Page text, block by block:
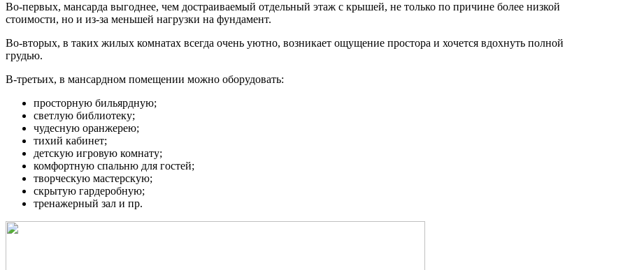
Во-первых, мансарда выгоднее, чем достраиваемый отдельный этаж с крышей, не только по причине более низкой
стоимости, но и из-за меньшей нагрузки на фундамент.
Во-вторых, в таких жилых комнатах всегда очень уютно, возникает ощущение простора и хочется вдохнуть полной
грудью.
В-третьих, в мансардном помещении можно оборудовать:
просторную бильярдную;
светлую библиотеку;
чудесную оранжерею;
тихий кабинет;
детскую игровую комнату;
комфортную спальню для гостей;
творческую мастерскую;
скрытую гардеробную;
тренажерный зал и пр.